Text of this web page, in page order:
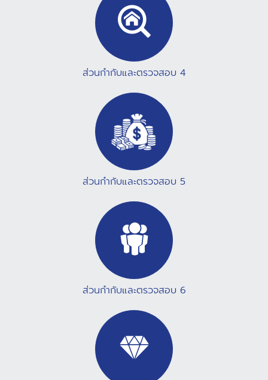
ส่วนกำกับและตรวจสอบ 4
ส่วนกำกับและตรวจสอบ 5
ส่วนกำกับและตรวจสอบ 6